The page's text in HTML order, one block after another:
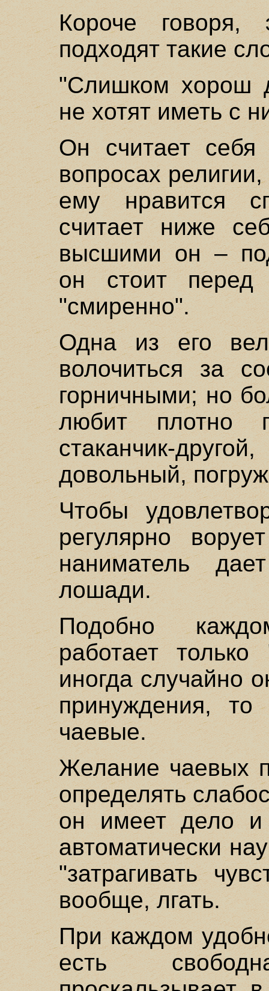
Короче
подходят такие
"Слишком хорош
не хотят иметь с
Он считает
вопросах
ему нравится
считает ниже
высшими он –
он стоит перед
"смиренно".
Одна из его
волочиться за
горничными; но
любит плотно
стаканчик-
довольный,
Чтобы
регулярно
наниматель
лошади.
Подобно
работает
иногда случайно
принуждения,
чаевые.
Желание чаевых
определять
он имеет дело и
автоматически
"затрагивать
вообще, лгать.
При каждом
есть